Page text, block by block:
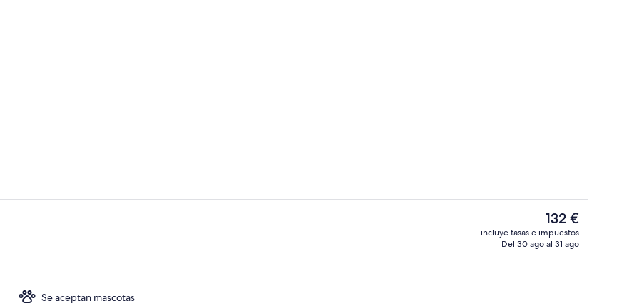
Habitación clásica con 2 camas
Se aceptan mascotas
El
precio
actual
132 €
incluye tasas e impuestos
Del 30 ago al 31 ago